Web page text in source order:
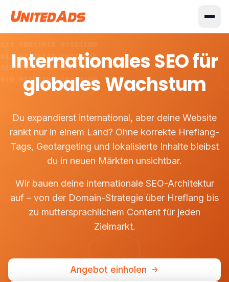
10011010 01101100
01001110 10110001
11010010 00110101
01101100 10110100
Internationales SEO für
globales Wachstum
Du expandierst international, aber deine Website
rankt nur in einem Land? Ohne korrekte Hreflang-
Tags, Geotargeting und lokalisierte Inhalte bleibst
du in neuen Märkten unsichtbar.
Wir bauen deine internationale SEO-Architektur
auf – von der Domain-Strategie über Hreflang bis
zu muttersprachlichem Content für jeden
Zielmarkt.
Angebot einholen